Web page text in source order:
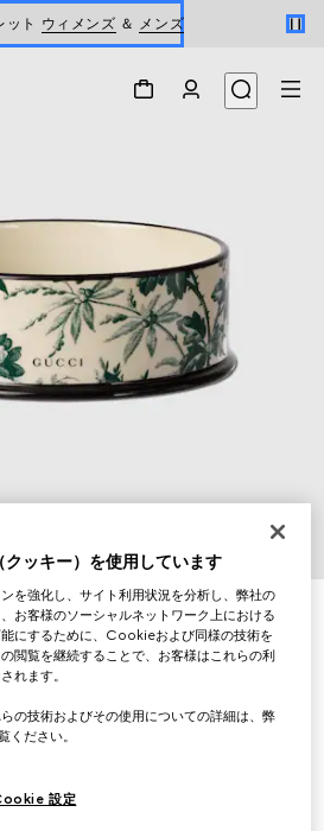
ット ウィメンズ ＆ メンズ
ラージ ペット ボウル
ボリー ポーセリン
ッキー）を使用しています
を強化し、サイト利用状況を分析し、弊社の
お客様のソーシャルネットワーク上における
にするために、Cookieおよび同様の技術を
閲覧を継続することで、お客様はこれらの利
れます。
の技術およびその使用についての詳細は、弊
ください。
設定